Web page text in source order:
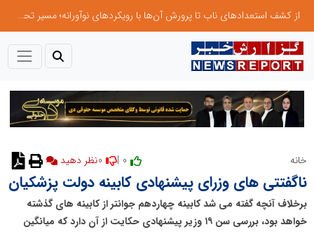
از کشف استعدادهای ناب تا پرورش آن‌ها با رویکردهای نوآورانه؛ مسیر تحول‌آفرین شنای ایران در سطح جهانی
خانه نظر دهید
ناگفتتی های وزرای پیشنهادی کابینه دولت پزشکیان
برخلاف آنچه گفته می شد کابینه چهاردهم جوانتر از کابینه های گذشته
خواهد بود، بررسی سن ۱۹ وزیر پیشنهادی حکایت از آن دارد که میانگین